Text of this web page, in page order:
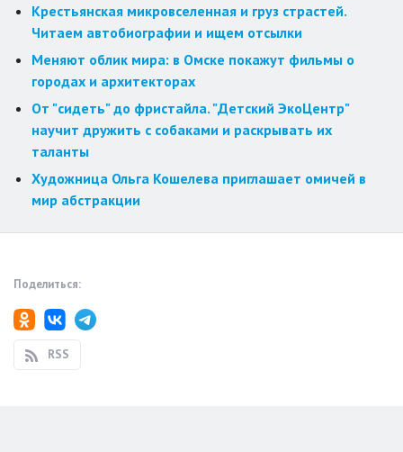
Крестьянская микровселенная и груз страстей.
Читаем автобиографии и ищем отсылки
Меняют облик мира: в Омске покажут фильмы о
городах и архитекторах
От "сидеть" до фристайла. "Детский ЭкоЦентр"
научит дружить с собаками и раскрывать их
таланты
Художница Ольга Кошелева приглашает омичей в
мир абстракции
Поделиться:
RSS